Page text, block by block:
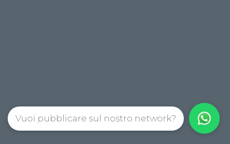
Vuoi pubblicare sul nostro network?